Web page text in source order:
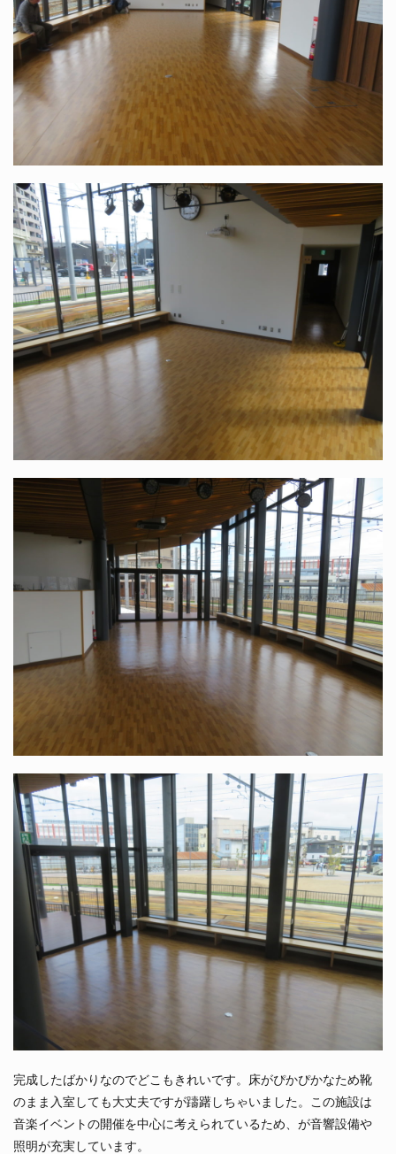
完成したばかりなのでどこもきれいです。床がぴかぴかなため靴
のまま入室しても大丈夫ですが躊躇しちゃいました。この施設は
音楽イベントの開催を中心に考えられているため、が音響設備や
照明が充実しています。